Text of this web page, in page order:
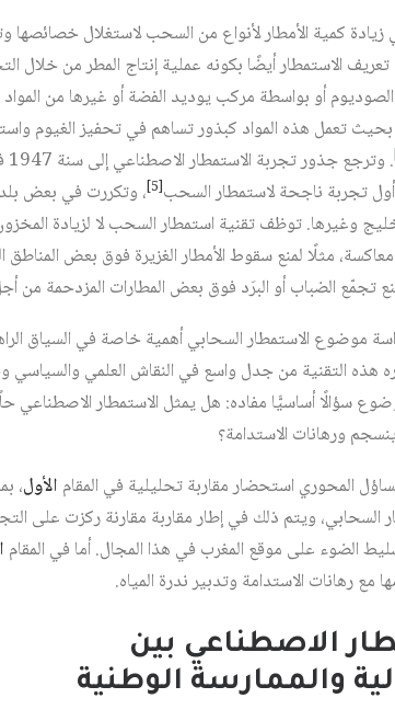
زيادة كمية الأمطار لأنواع من السحب لاستغلال
تعريف الاستمطار أيضًا بكونه عملية إنتاج المطر من
أو بواسطة مركب يوديد الفضة أو غيرها من المواد
بحيث تعمل هذه المواد كبذور تساهم في تحفيز الغيوم
.
أول تجربة ناجحة لاستمطار السحب[5] ، وتكررت في بعض
وغيرها. توظف تقنية استمطار السحب لا لزيادة
مثلًا لمنع سقوط الأمطار الغزيرة فوق بعض المناطق
تجمّع الضباب أو البرَد فوق بعض المطارات المزدحمة من
موضوع الاستمطار السحابي أهمية خاصة في السياق
هذه التقنية من جدل واسع في النقاش العلمي والسياسي
سؤالًا أساسيًّا مفاده: هل يمثل الاستمطار الاصطناعي
ورهانات الاستدامة؟
المحوري استحضار مقاربة تحليلية في المقام الأول،
السحابي، ويتم ذلك في إطار مقاربة مقارنة ركزت على
الضوء على موقع المغرب في هذا المجال. أما في المقام
مع رهانات الاستدامة وتدبير ندرة المياه.
الاصطناعي بين
والممارسة الوطنية